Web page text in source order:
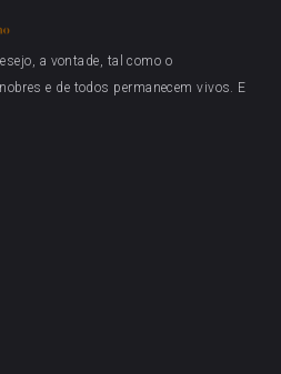
a vontade, tal como o
e de todos permanecem vivos. E